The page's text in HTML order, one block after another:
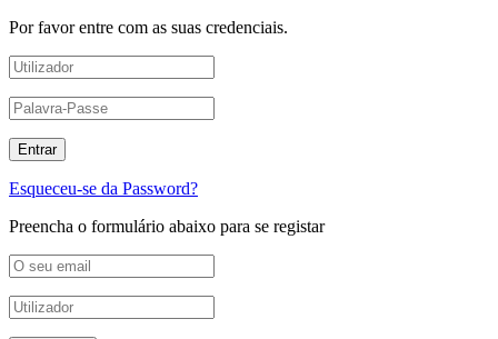
Por favor entre com as suas credenciais.
Esqueceu-se da Password?
Preencha o formulário abaixo para se registar